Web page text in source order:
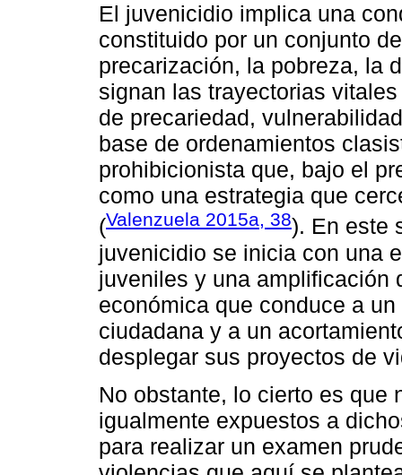
El juvenicidio implica una
constituido por un conjunto
precarización, la pobreza, la
signan las trayectorias
de precariedad,
base de ordenamientos
prohibicionista que, bajo el
como una estrategia que
(Valenzuela 2015a, 38). En este
juvenicidio se inicia con una
juveniles y una amplificación
económica que conduce a
ciudadana y a un
desplegar sus proyectos de
No obstante, lo cierto es que
igualmente expuestos a
para realizar un examen